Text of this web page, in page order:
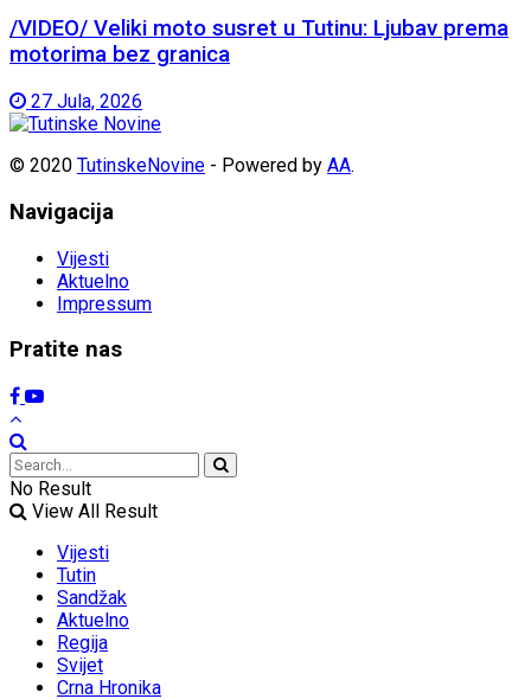
/VIDEO/ Veliki moto susret u Tutinu: Ljubav prema
motorima bez granica
27 Jula, 2026
© 2020 TutinskeNovine - Powered by AA.
Navigacija
Vijesti
Aktuelno
Impressum
Pratite nas
No Result
View All Result
Vijesti
Tutin
Sandžak
Aktuelno
Regija
Svijet
Crna Hronika